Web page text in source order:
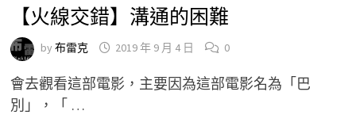
【火線交錯】溝通的困難
by 布雷克 2019 年 9 月 4 日 0
會去觀看這部電影，主要因為這部電影名為「巴
別」，「 …